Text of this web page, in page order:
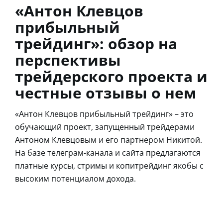
«Антон Клевцов
прибыльный
трейдинг»: обзор на
перспективы
трейдерского проекта и
честные отзывы о нем
«Антон Клевцов прибыльный трейдинг» – это
обучающий проект, запущенный трейдерами
Антоном Клевцовым и его партнером Никитой.
На базе телеграм-канала и сайта предлагаются
платные курсы, стримы и копитрейдинг якобы с
высоким потенциалом дохода.